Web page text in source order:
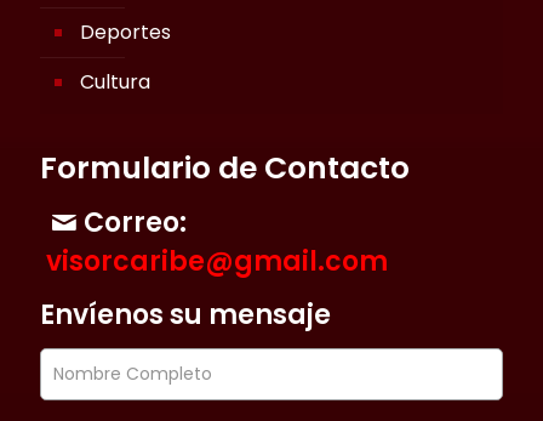
Deportes
Cultura
Formulario de Contacto
Correo:
visorcaribe@gmail.com
Envíenos su mensaje